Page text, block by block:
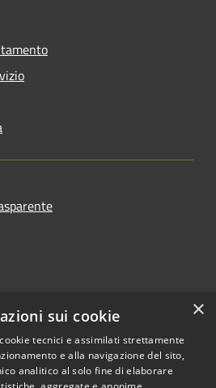
×
sui cookie
tecnici e assimilati strettamente
e alla navigazione del sito,
analitico al solo fine di elaborare